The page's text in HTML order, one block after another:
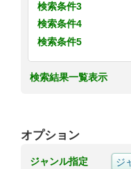
検索条件3
検索条件4
検索条件5
検索結果一覧表示
オプション
ジャンル指定